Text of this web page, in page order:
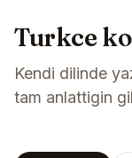
Turkce
Kendi dilinde
tam anlattigin